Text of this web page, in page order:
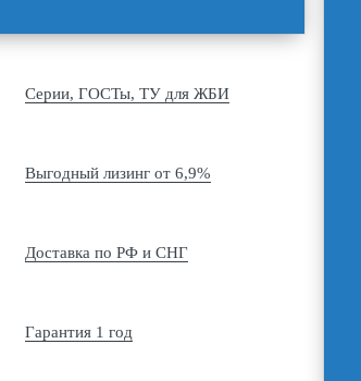
Серии, ГОСТы, ТУ для ЖБИ
Выгодный лизинг от 6,9%
Доставка по РФ и СНГ
Гарантия 1 год